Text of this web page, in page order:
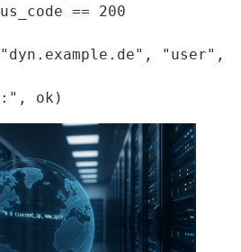
"user",